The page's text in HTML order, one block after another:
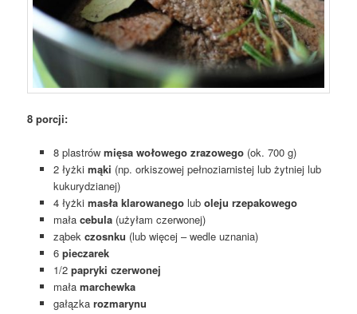
8 porcji:
8 plastrów mięsa wołowego zrazowego(ok. 700 g)
2 łyżki mąki (np. orkiszowej pełnoziarnistej lub żytniej lub
kukurydzianej)
4 łyżki masła klarowanegolub oleju rzepakowego
mała cebula(użyłam czerwonej)
ząbek czosnku (lub więcej – wedle uznania)
6 pieczarek
1/2 papryki czerwonej
mała marchewka
gałązka rozmarynu